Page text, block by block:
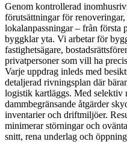
Genom kontrollerad
förutsättningar för
lokalanpassningar – från första
byggklar yta. Vi arbetar för
fastighetsägare,
privatpersoner som vill ha
Varje uppdrag inleds med
detaljerad rivningsplan där
logistik kartläggs. Med selektiv
dammbegränsande åtgärder
inventarier och driftmiljöer.
minimerar störningar och
snitt, rena underlag och